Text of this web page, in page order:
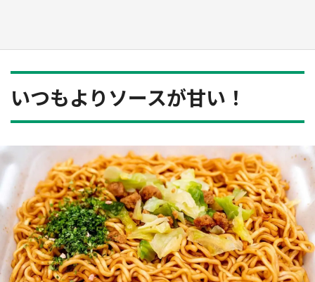
いつもよりソースが甘い！